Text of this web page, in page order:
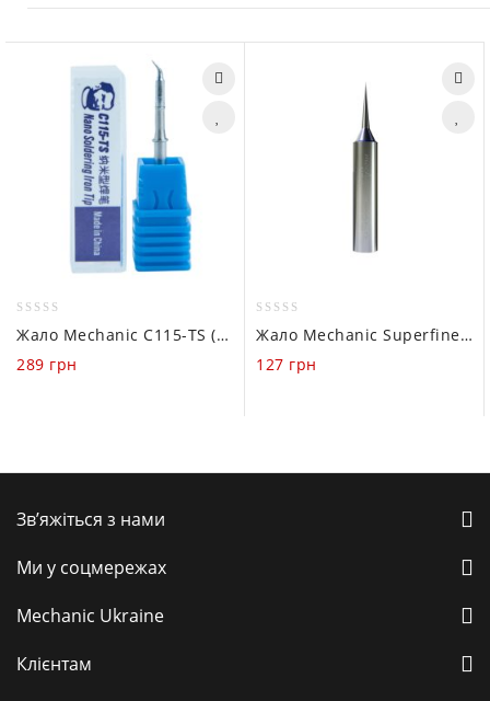
out
of
Жало Mechanic C115-TS (вигнуте)
289 грн
out
of
Жало Mechanic Superfine 900M-T-I (пряме)
127 грн
Зв’яжіться з нами
Ми у соцмережах
Mechanic Ukraine
Клієнтам